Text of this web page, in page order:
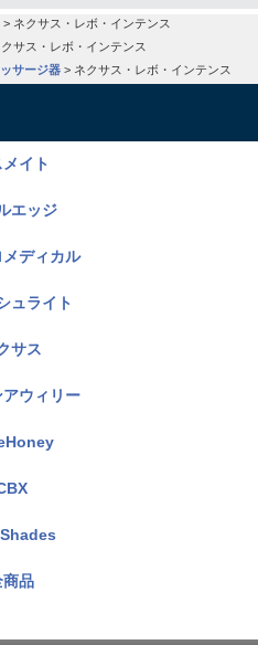
> ネクサス・レボ・インテンス
クサス・レボ・インテンス
サージ器 > ネクサス・レボ・インテンス
イト
エッジ
ディカル
ュライト
サス
ウィリー
商品